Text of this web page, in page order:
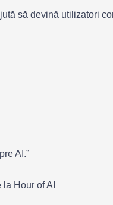
să devină utilizatori
AI.”
Hour of AI